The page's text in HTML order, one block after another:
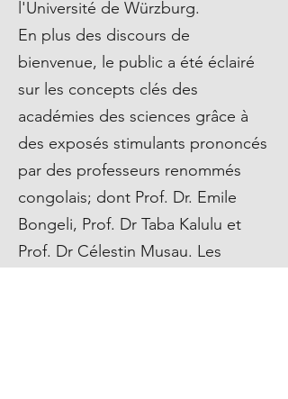
l'Université de Würzburg.
En plus des discours de
bienvenue, le public a été éclairé
sur les concepts clés des
académies des sciences grâce à
des exposés stimulants prononcés
par des professeurs renommés
congolais; dont Prof. Dr. Emile
Bongeli, Prof. Dr Taba Kalulu et
Prof. Dr Célestin Musau. Les